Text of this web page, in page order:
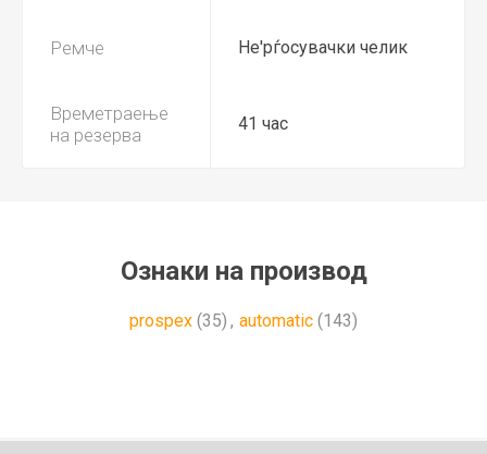
Ремче Не'рѓосувачки челик
Времетраење
на резерва
41 час
Ознаки на производ
prospex (35) , automatic (143)